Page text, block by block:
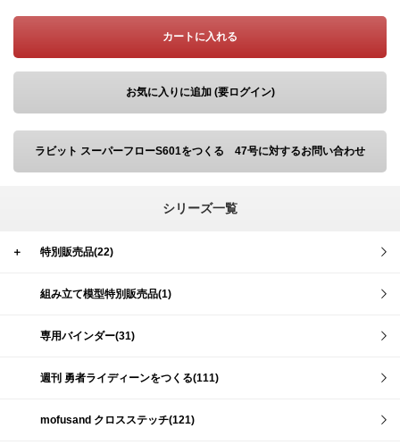
カートに入れる
お気に入りに追加 (要ログイン)
ラビット スーパーフローS601をつくる 47号に対するお問い合わせ
シリーズ一覧
＋ 特別販売品(22)
組み立て模型特別販売品(1)
専用バインダー(31)
週刊 勇者ライディーンをつくる(111)
mofusand クロスステッチ(121)